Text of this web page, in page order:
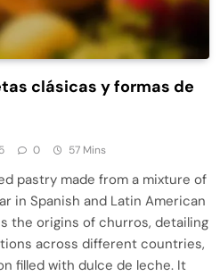
clásicas y formas de
0 57 Mins
pastry made from a mixture of
in Spanish and Latin American
the origins of churros, detailing
across different countries,
filled with dulce de leche. It